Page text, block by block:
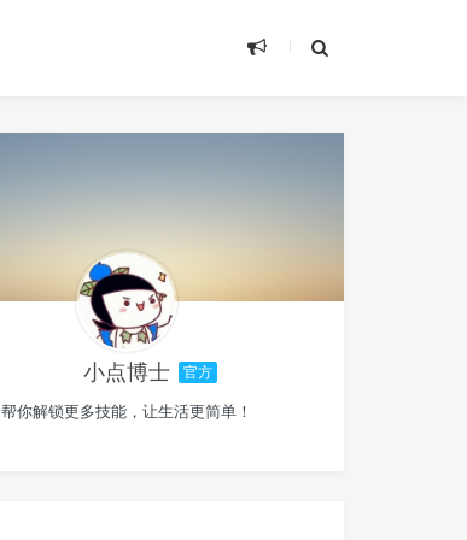
小点博士 官方
帮你解锁更多技能，让生活更简单！